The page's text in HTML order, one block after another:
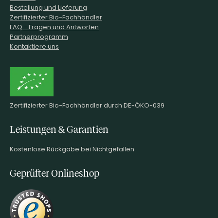
Bestellung und Lieferung
Zertifizierter Bio-Fachhändler
FAQ - Fragen und Antworten
Partnerprogramm
Kontaktiere uns
Zertifizierter Bio-Fachhändler durch DE-ÖKO-039
Leistungen & Garantien
Kostenlose Rückgabe bei Nichtgefallen
Geprüfter Onlineshop